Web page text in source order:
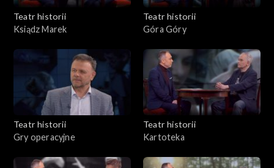
Teatr historii
Ksiądz Marek
Teatr historii
Góra Góry
Teatr historii
Gry operacyjne
Teatr historii
Kartoteka